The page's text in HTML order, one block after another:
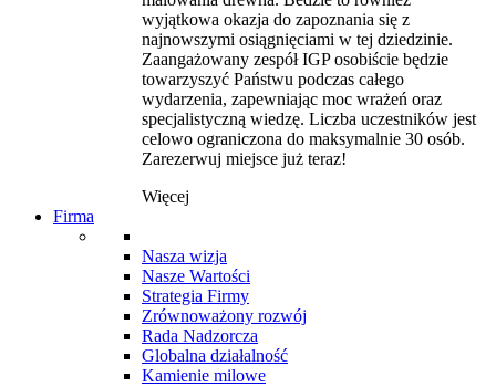
wyjątkowa okazja do zapoznania się z
najnowszymi osiągnięciami w tej dziedzinie.
Zaangażowany zespół IGP osobiście będzie
towarzyszyć Państwu podczas całego
wydarzenia, zapewniając moc wrażeń oraz
specjalistyczną wiedzę. Liczba uczestników jest
celowo ograniczona do maksymalnie 30 osób.
Zarezerwuj miejsce już teraz!
Więcej
Firma
Nasza wizja
Nasze Wartości
Strategia Firmy
Zrównoważony rozwój
Rada Nadzorcza
Globalna działalność
Kamienie milowe